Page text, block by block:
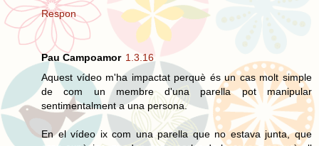
Respon
Pau Campoamor 1.3.16
Aquest vídeo m'ha impactat perquè és un cas molt simple
de com un membre d'una parella pot manipular
sentimentalment a una persona.
En el vídeo ix com una parella que no estava junta, que